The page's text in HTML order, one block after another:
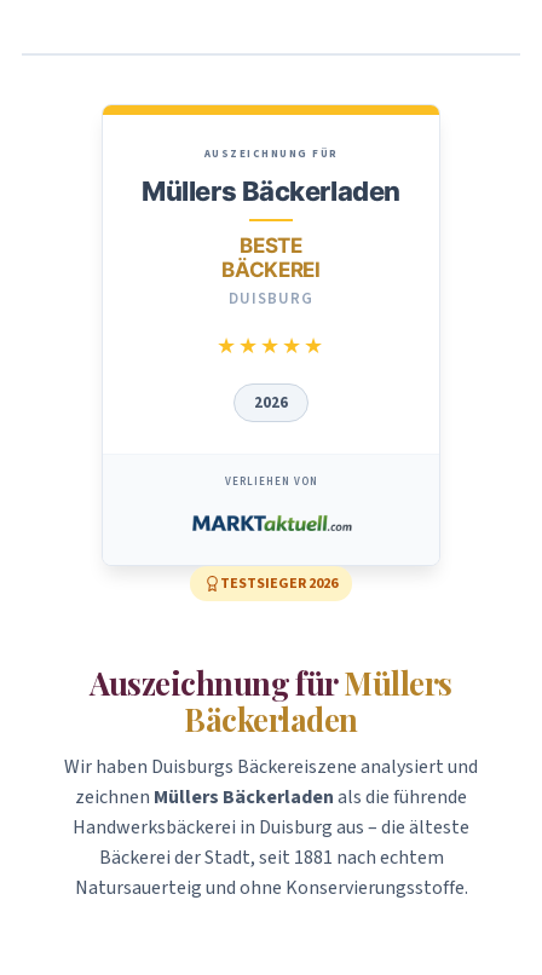
AUSZEICHNUNG FÜR
Müllers Bäckerladen
BESTE
BÄCKEREI
DUISBURG
★★★★★
2026
VERLIEHEN VON
TESTSIEGER2026
Auszeichnung fürMüllers
Bäckerladen
Wir haben Duisburgs Bäckereiszene analysiert und
zeichnen Müllers Bäckerladenals die führende
Handwerksbäckerei in Duisburg aus – die älteste
Bäckerei der Stadt, seit 1881 nach echtem
Natursauerteig und ohne Konservierungsstoffe.